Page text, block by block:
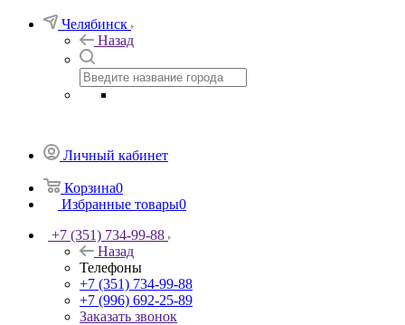
Челябинск
Назад
Личный кабинет
Корзина0
Избранные товары0
+7 (351) 734-99-88
Назад
Телефоны
+7 (351) 734-99-88
+7 (996) 692-25-89
Заказать звонок